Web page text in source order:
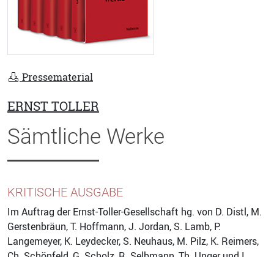
Pressematerial
ERNST TOLLER
Sämtliche Werke
KRITISCHE AUSGABE
Im Auftrag der Ernst-Toller-Gesellschaft hg. von D. Distl, M.
Gerstenbräun, T. Hoffmann, J. Jordan, S. Lamb, P.
Langemeyer, K. Leydecker, S. Neuhaus, M. Pilz, K. Reimers,